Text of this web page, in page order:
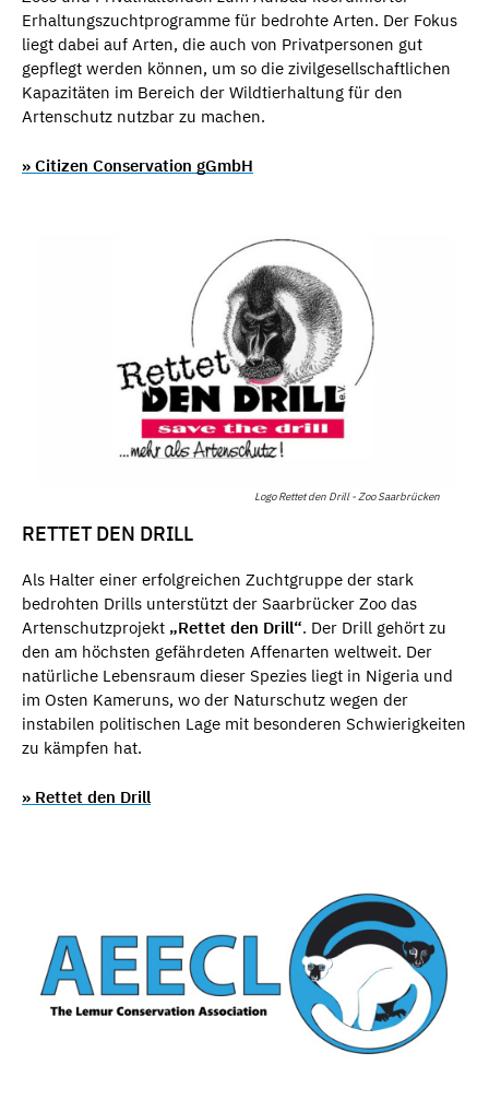
Erhaltungszuchtprogramme für bedrohte Arten. Der Fokus
liegt dabei auf Arten, die auch von Privatpersonen gut
gepflegt werden können, um so die zivilgesellschaftlichen
Kapazitäten im Bereich der Wildtierhaltung für den
Artenschutz nutzbar zu machen.
» Citizen Conservation gGmbH
Logo Rettet den Drill - Zoo Saarbrücken
RETTET DEN DRILL
Als Halter einer erfolgreichen Zuchtgruppe der stark
bedrohten Drills unterstützt der Saarbrücker Zoo das
Artenschutzprojekt „Rettet den Drill“. Der Drill gehört zu
den am höchsten gefährdeten Affenarten weltweit. Der
natürliche Lebensraum dieser Spezies liegt in Nigeria und
im Osten Kameruns, wo der Naturschutz wegen der
instabilen politischen Lage mit besonderen Schwierigkeiten
zu kämpfen hat.
» Rettet den Drill